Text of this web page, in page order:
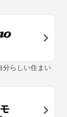
分らしい住まい